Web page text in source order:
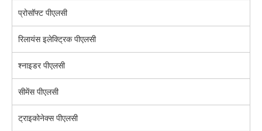
प्रोसॉफ्ट पीएलसी
रिलायंस इलेक्ट्रिक पीएलसी
श्नाइडर पीएलसी
सीमेंस पीएलसी
ट्राइकोनेक्स पीएलसी